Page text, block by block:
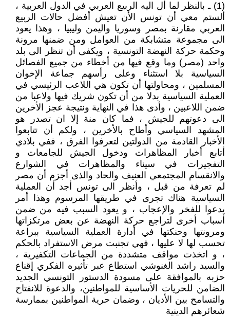
(1) ـ بالنظر لما أل اليه الربيع العربي في الدول العربية ،
ألستم معي أن تونس الأن تعيش أفضل حالات الربيع
العربي مقارنة بمصر وسوريا واليمن وليبيا ، وهذا يعود
الى مجموعة متشابكة من العوامل ومن ضمنها مرونة
وحكمة حركة النهضة التونسية ، ويكفى أن تنظر الى بلد
واحد (مصر) وما وقع فيها من أخطاء من جميع الفصائل
السياسية بلا استثناء وعلى رأسهم جماعة الإخوان
المسلمين ، ومحاولتها أن تكون هي اللاعب الرئيسي في
العملية السياسية بدلا من أن تكون شريك فيها ولاعبا من
ضمن اللاعبين ، وأدى هذا في النهاية ونتيجة عجز الأخرين
الى دعوتهم للجيش ، فما كان منة إلا ان تصدر هو
المشهد السياسي وأطاح بالأخرين ، ولكم أن تتابعوا
الأخبار القادمة من الدولتين لتعرفوا الفرق ، ففي بلادي
أتابع أخبار المظاهرات ودخول الجيش للجامعات و
التفجيرات في سيناء والمظاهرات في الشوارع
والانقسام المجتمعي العنيف والحاد والذى أجزم أن مصر
لم تعرفة من قبل ، وأنظر الى تونس أجد أن العملية
السياسية هناك تجرى في طريقها المرسوم وهذا أمر
يدعوا للفخر والإعجاب ، و يعود السبب فيه من ضمن
أسباب أخرى لتراجع حركة النهضة عن بعض مرتكزاتها
ومرونتها وحنكتها في أدارة العملية السياسية ببراعة
تحسب لها لا عليها ، فهي تجنبت مرض الاستفراد بالحكم
، و اتخذت مواقف متشددة من الجماعات التكفيرية ،
والسيد راشد الغنوشي استطاع عبر تأثيره الفكري إقناع
حزبه بالموافقة على مسودة الدستور التونسي الجديد
الضامن للحريات الأساسية للمواطنين، والدعوة للانفتاح
والتسامح بين الأديان ، وضمان حرية المواطنين بممارسة
شعائرهم الدينية